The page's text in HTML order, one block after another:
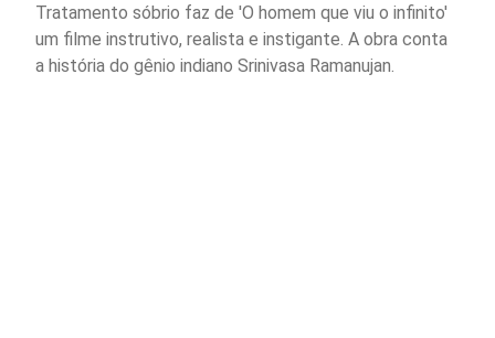
Tratamento sóbrio faz de 'O homem que viu o infinito'
um filme instrutivo, realista e instigante. A obra conta
a história do gênio indiano Srinivasa Ramanujan.